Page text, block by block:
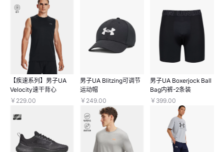
【疾速系列】男子UA
Velocity速干背心
￥229.00
男子UA Blitzing可调节
运动帽
￥249.00
男子UA Boxerjock Ball
Bag内裤-2条装
￥399.00